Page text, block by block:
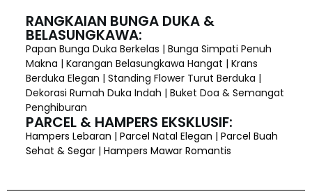
RANGKAIAN BUNGA DUKA &
BELASUNGKAWA:
Papan Bunga Duka Berkelas | Bunga Simpati Penuh
Makna | Karangan Belasungkawa Hangat | Krans
Berduka Elegan | Standing Flower Turut Berduka |
Dekorasi Rumah Duka Indah | Buket Doa & Semangat
Penghiburan
PARCEL & HAMPERS EKSKLUSIF:
Hampers Lebaran | Parcel Natal Elegan | Parcel Buah
Sehat & Segar | Hampers Mawar Romantis